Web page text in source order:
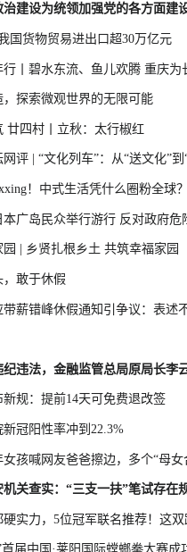
不问牌子，只问“有罗庆忠吗”
治建设为统领加强党的各方面建
国货物贸易进出口超30万亿元
丨碧水东流、鱼儿欢腾 重庆为
，探索微观世界的无限可能
廿四村丨立秋：太行椒红
评 | “文化列车”：从“送文化”到
！中式生活凭什么圈粉全球？
本广岛民众举行游行 反对政府危
| 乡贤扎根乡土 共筑幸福家园
敢于休假
带薪错峰休假通知引争议：表述
纪违法，金融监管总局原局长李
新规：提前14天可免费退改签
新冠阳性率冲到22.3%
孩喊网友爸爸擦边，多个“母
机关查实：“三支一扶”笔试存在
硬实力，5位冠军联名推荐！这
首届中国·莱阳国际螳螂拳大赛成